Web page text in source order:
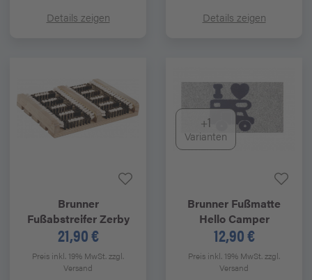
Details zeigen Details zeigen
Brunner
Fußabstreifer Zerby
21,90 €
Preis inkl. 19% MwSt.zzgl.
Versand
+1
Varianten
Brunner Fußmatte
Hello Camper
12,90 €
Preis inkl. 19% MwSt.zzgl.
Versand